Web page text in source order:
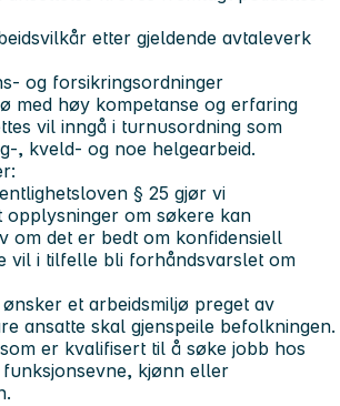
etter gjeldende avtaleverk
og forsikringsordninger
med høy kompetanse og erfaring
vil inngå i turnusordning som
, kveld- og noe helgearbeid.
§ 25 gjør vi
opplysninger om søkere kan
om det er bedt om konfidensiell
vil i tilfelle bli forhåndsvarslet om
et arbeidsmiljø preget av
ansatte skal gjenspeile befolkningen.
er kvalifisert til å søke jobb hos
kjønn eller